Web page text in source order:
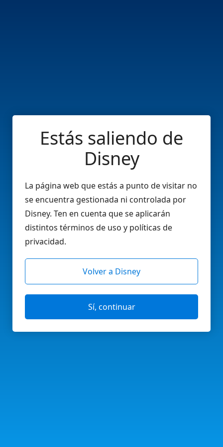
Estás saliendo de
Disney
La página web que estás a punto de visitar no
se encuentra gestionada ni controlada por
Disney. Ten en cuenta que se aplicarán
distintos términos de uso y políticas de
privacidad.
Volver a Disney
Sí, continuar